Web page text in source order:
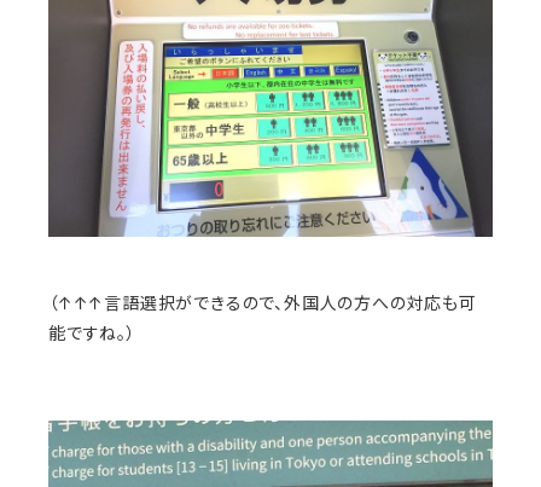
（↑↑↑言語選択ができるので、外国人の方への対応も可
能ですね。）